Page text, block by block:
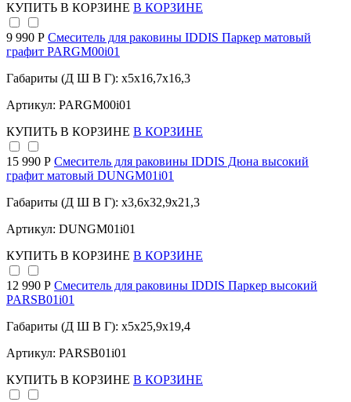
КУПИТЬ В КОРЗИНЕ В КОРЗИНЕ
9 990 Р Смеситель для раковины IDDIS Паркер матовый
графит PARGM00i01
Габариты (Д Ш В Г): x5x16,7x16,3
Артикул: PARGM00i01
КУПИТЬ В КОРЗИНЕ В КОРЗИНЕ
15 990 Р Смеситель для раковины IDDIS Дюна высокий
графит матовый DUNGM01i01
Габариты (Д Ш В Г): x3,6x32,9x21,3
Артикул: DUNGM01i01
КУПИТЬ В КОРЗИНЕ В КОРЗИНЕ
12 990 Р Смеситель для раковины IDDIS Паркер высокий
PARSB01i01
Габариты (Д Ш В Г): x5x25,9x19,4
Артикул: PARSB01i01
КУПИТЬ В КОРЗИНЕ В КОРЗИНЕ